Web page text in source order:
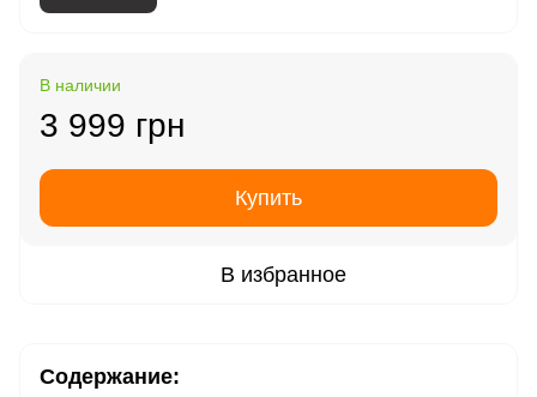
В наличии
3 999 грн
Купить
В избранное
Содержание: